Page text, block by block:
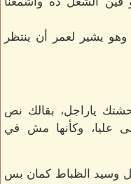
يشير لعمر أن ينتظر
ياراجل، بقالك نص
عليا، وكأنها مش في
وسيد الظباط كمان بس